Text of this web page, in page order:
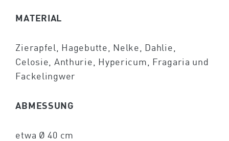
MATERIAL
Zierapfel, Hagebutte, Nelke, Dahlie,
Celosie, Anthurie, Hypericum, Fragaria und
Fackelingwer
ABMESSUNG
etwa Ø 40 cm